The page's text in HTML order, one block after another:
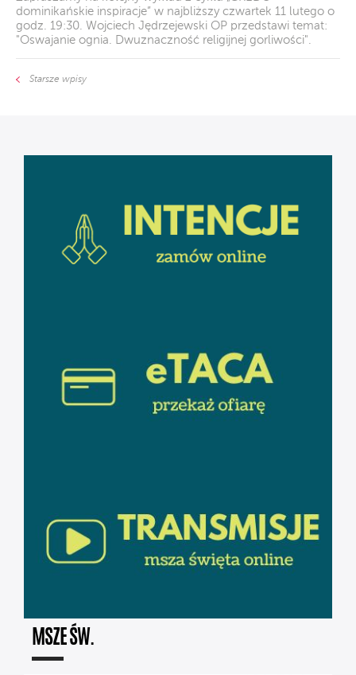
dominikańskie inspiracje” w najbliższy czwartek 11 lutego o
godz. 19:30. Wojciech Jędrzejewski OP przedstawi temat:
"Oswajanie ognia. Dwuznaczność religijnej gorliwości".
Starsze wpisy
MSZE ŚW.